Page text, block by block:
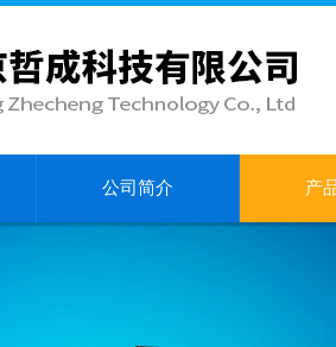
公司简介 产